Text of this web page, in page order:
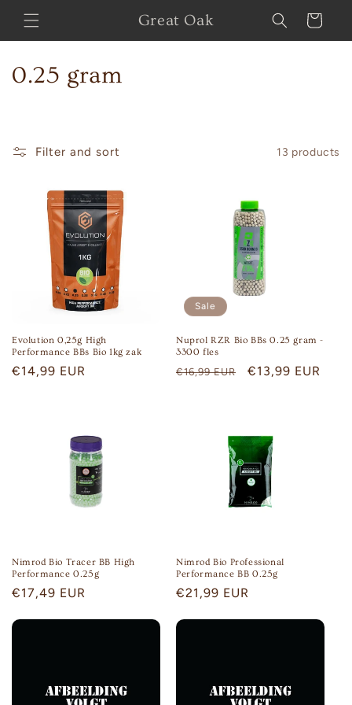
Skip to
content
Great Oak Cart
C
n
:
0.25 gram
Filter and sort 13 products
Evolution 0,25g High
Performance BBs Bio 1kg zak
Regular
€14,99 EUR
Sale
Nuprol RZR Bio BBs 0.25 gram -
3300 fles
Regular
€16,99 EUR
Sale
€13,99 EUR
Nimrod Bio Tracer BB High
Performance 0.25g
Regular
€17,49 EUR
Nimrod Bio Professional
Performance BB 0.25g
Regular
€21,99 EUR